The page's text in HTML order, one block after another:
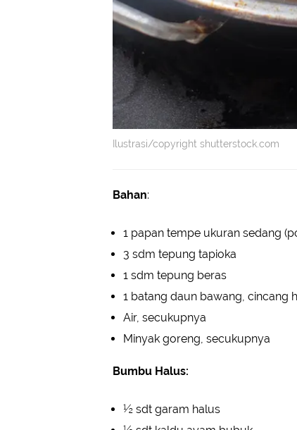
Ilustrasi/copyright shutterstock.com
Bahan:
1 papan tempe ukuran sedang
3 sdm tepung tapioka
1 sdm tepung beras
1 batang daun bawang, cincang
Air, secukupnya
Minyak goreng, secukupnya
Bumbu Halus:
½ sdt garam halus